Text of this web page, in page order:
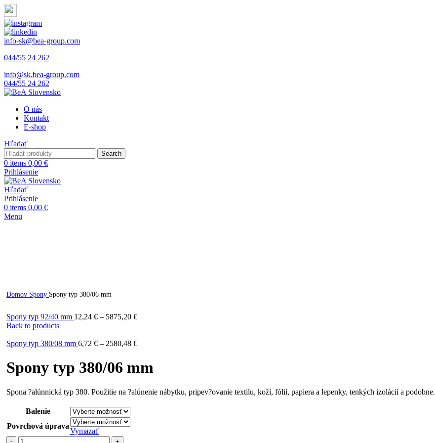
info-sk@bea-group.com
044/55 24 262
info@sk.bea-group.com
044/55 24 262
O nás
Kontakt
E-shop
Hľadať
Search
0 items 0,00 €
Prihlásenie
Hľadať
Prihlásenie
0 items 0,00 €
Menu
Domov Spony Spony typ 380/06 mm
Spony typ 92/40 mm 12,24 € – 5875,20 €
Back to products
Spony typ 380/08 mm 6,72 € – 2580,48 €
Spony typ 380/06 mm
Spona ?alúnnická typ 380. Použitie na ?alúnenie nábytku, pripev?ovanie textilu, koží, fólií, papiera a lepenky, tenkých izolácií a podobne.
Balenie
Povrchová úprava
Vymazať
množstvo